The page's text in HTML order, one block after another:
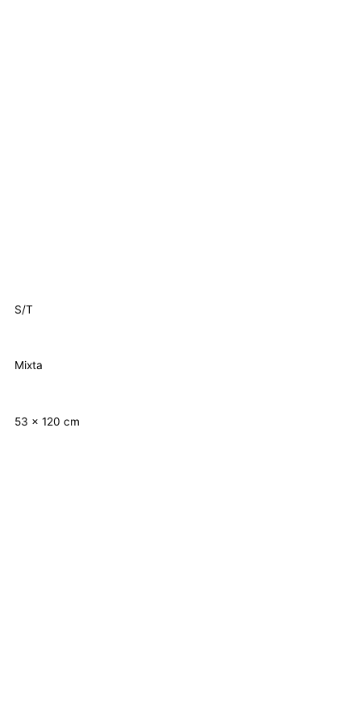
S/T
Mixta
53 x 120 cm